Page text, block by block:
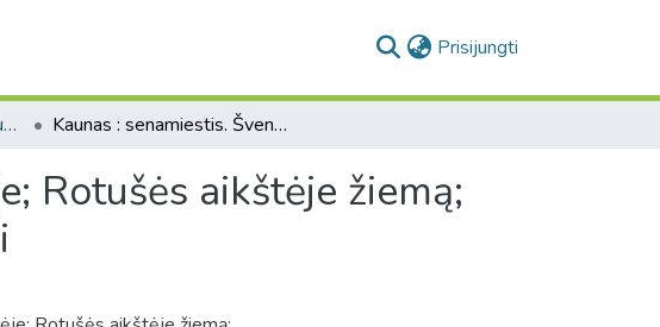
Prisijungti
Kaunas : fotografinių atvirukų rinkinys, [1906-1991] Kaunas : senamiestis. Šventė Vilniaus gatvėje; Rotušės aikštėje žiemą; Senamiestis. Restauruoti viduramžių statiniai
Rotušės aikštėje žiemą;